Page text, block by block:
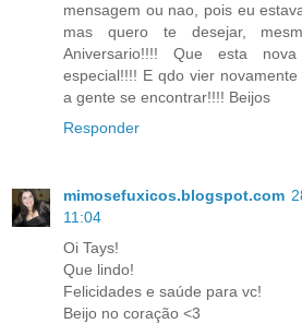
mensagem ou nao, pois eu
mas quero te desejar,
Aniversario!!!! Que esta
especial!!!! E qdo vier
a gente se encontrar!!!! Beijos
Responder
mimosefuxicos.blogspot.com
11:04
Oi Tays!
Que lindo!
Felicidades e saúde para vc!
Beijo no coração <3